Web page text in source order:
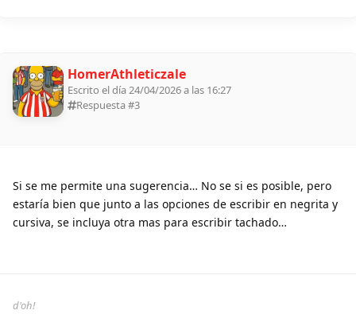
HomerAthleticzale
Escrito el día 24/04/2026 a las 16:27
Respuesta #3
Si se me permite una sugerencia… No se si es posible, pero
estaría bien que junto a las opciones de escribir en negrita y
cursiva, se incluya otra mas para escribir tachado…
d'oh!